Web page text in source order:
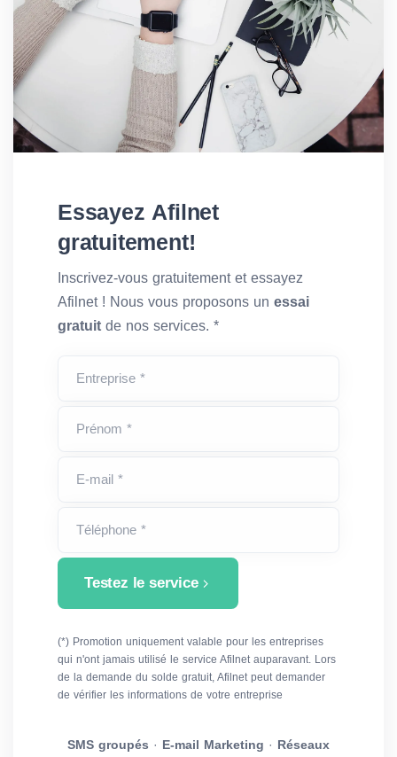
Essayez Afilnet
gratuitement!
Inscrivez-vous gratuitement et essayez
Afilnet ! Nous vous proposons un essai
gratuit de nos services. *
Entreprise *
Prénom *
E-mail *
Téléphone *
Testez le service
(*) Promotion uniquement valable pour les entreprises
qui n'ont jamais utilisé le service Afilnet auparavant. Lors
de la demande du solde gratuit, Afilnet peut demander
de vérifier les informations de votre entreprise
SMS groupés · E-mail Marketing · Réseaux